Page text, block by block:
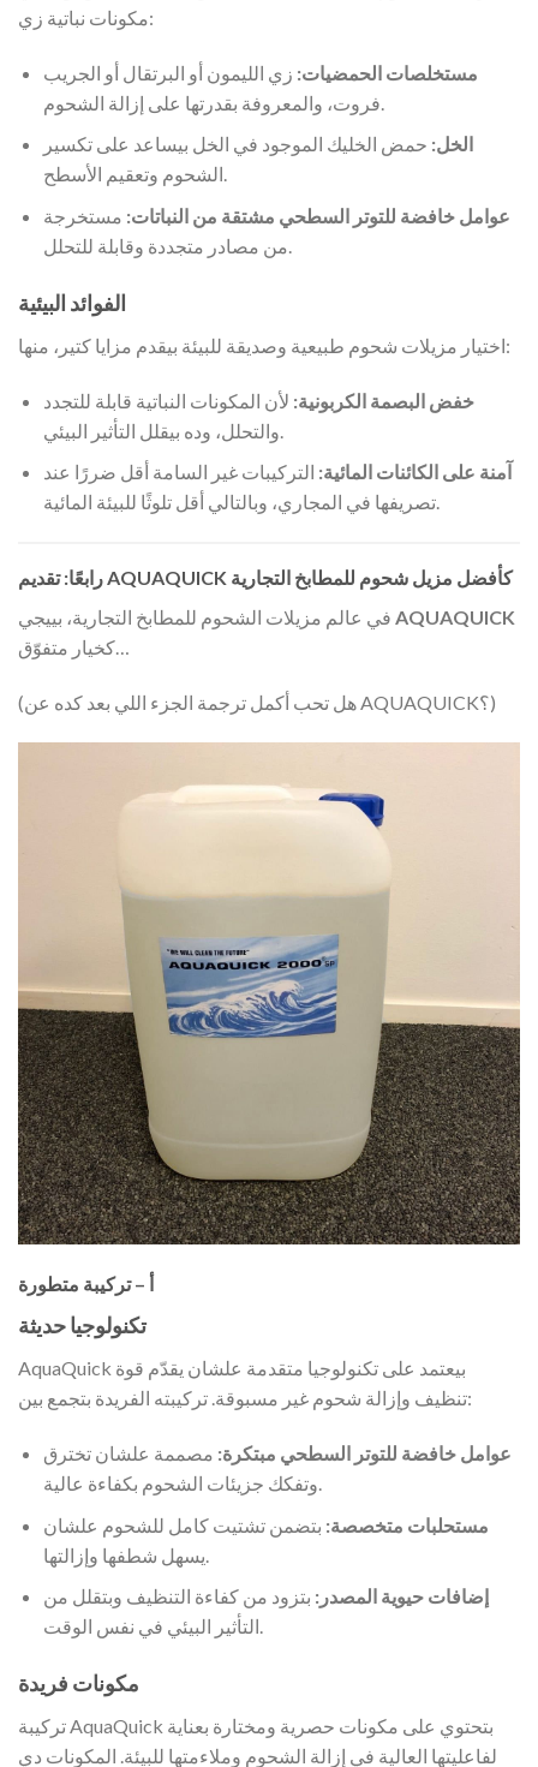
مكونات نباتية زي:
مستخلصات الحمضيات: زي الليمون أو البرتقال أو الجريب
الخل: حمض الخليك الموجود في الخل بيساعد على تكسير
الشحوم وتعقيم الأسطح.
عوامل خافضة للتوتر السطحي مشتقة من النباتات: مستخرجة
من مصادر متجددة وقابلة للتحلل.
الفوائد البيئية
اختيار مزيلات شحوم طبيعية وصديقة للبيئة بيقدم مزايا كتير، منها:
خفض البصمة الكربونية: لأن المكونات النباتية قابلة للتجدد
آمنة على الكائنات المائية: التركيبات غير السامة أقل ضررًا عند
تصريفها في المجاري، وبالتالي أقل تلوثًا للبيئة المائية.
رابعًا: تقديم AQUAQUICK كأفضل مزيل شحوم للمطابخ التجارية
AQUAQUICK
كخيار متفوّق…
(هل تحب أكمل ترجمة الجزء اللي بعد كده عن AQUAQUICK؟)
أ – تركيبة متطورة
تكنولوجيا حديثة
AquaQuick بيعتمد على تكنولوجيا متقدمة علشان يقدّم قوة
تنظيف وإزالة شحوم غير مسبوقة. تركيبته الفريدة بتجمع بين:
عوامل خافضة للتوتر السطحي مبتكرة: مصممة علشان تخترق
وتفكك جزيئات الشحوم بكفاءة عالية.
مستحلبات متخصصة: بتضمن تشتيت كامل للشحوم علشان
إضافات حيوية المصدر: بتزود من كفاءة التنظيف وبتقلل من
التأثير البيئي في نفس الوقت.
مكونات فريدة
تركيبة AquaQuick بتحتوي على مكونات حصرية ومختارة بعناية
لفاعليتها العالية في إزالة الشحوم وملاءمتها للبيئة. المكونات دي